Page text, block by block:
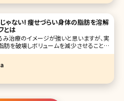
ゃない! 痩せづらい身体の脂肪を溶解
とは
み治療のイメージが強いと思いますが、実
肪を破壊しボリュームを減少させることも
! 夏など暑く露出が増える季節に、体型が
みの方はぜひこの記事をご覧下さい。 ボ